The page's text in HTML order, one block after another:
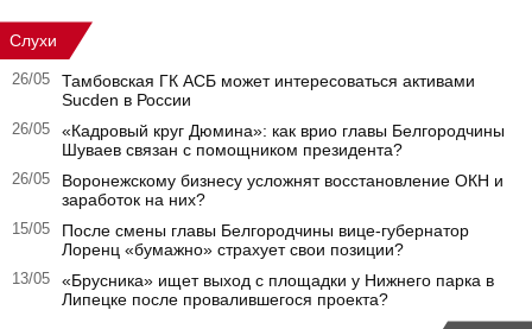
Слухи
26/05
Тамбовская ГК АСБ может интересоваться активами
Sucden в России
26/05
«Кадровый круг Дюмина»: как врио главы Белгородчины
Шуваев связан с помощником президента?
26/05
Воронежскому бизнесу усложнят восстановление ОКН и
заработок на них?
15/05
После смены главы Белгородчины вице-губернатор
Лоренц «бумажно» страхует свои позиции?
13/05
«Брусника» ищет выход с площадки у Нижнего парка в
Липецке после провалившегося проекта?